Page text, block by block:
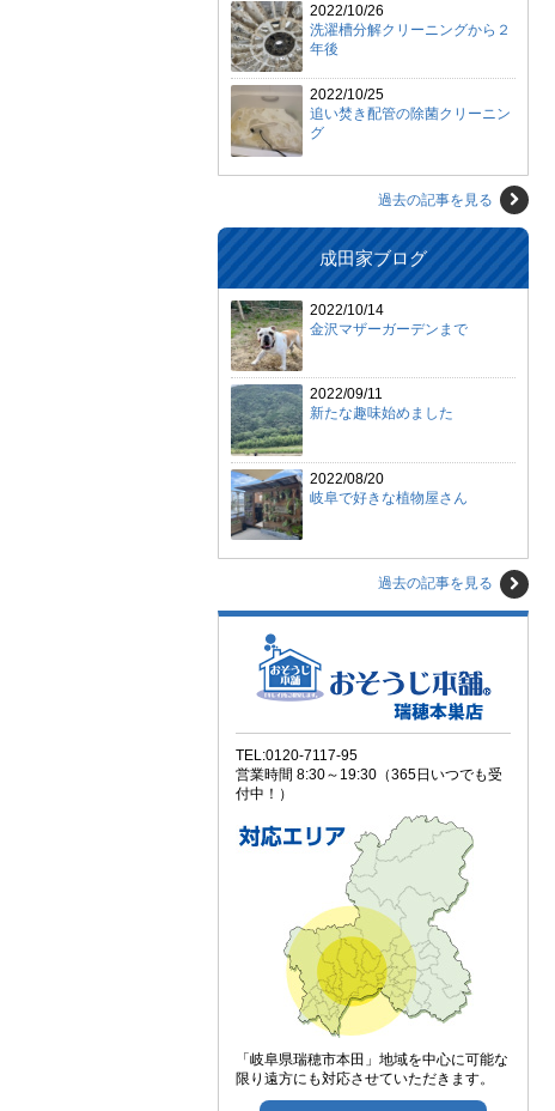
2022/10/26
洗濯槽分解クリーニングから２
年後
2022/10/25
追い焚き配管の除菌クリーニン
グ
過去の記事を見る
成田家ブログ
2022/10/14
金沢マザーガーデンまで
2022/09/11
新たな趣味始めました
2022/08/20
岐阜で好きな植物屋さん
過去の記事を見る
TEL:0120-7117-95
営業時間 8:30～19:30（365日いつでも受
付中！）
「岐阜県瑞穂市本田」地域を中心に可能な
限り遠方にも対応させていただきます。